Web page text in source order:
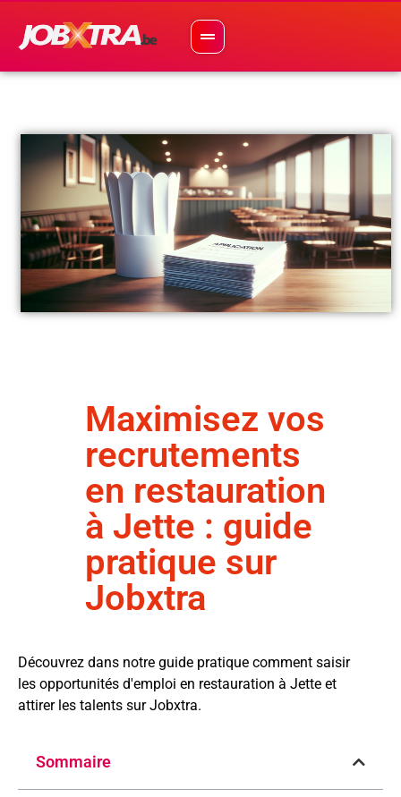
Maximisez vos
recrutements
en restauration
à Jette : guide
pratique sur
Jobxtra
Découvrez dans notre guide pratique comment saisir
les opportunités d'emploi en restauration à Jette et
attirer les talents sur Jobxtra.
Sommaire